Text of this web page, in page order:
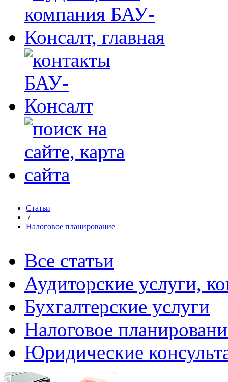
Статьи
/
Налоговое планирование
Все статьи
Аудиторские услуги,
Бухгалтерские услуги
Налоговое
Юридические